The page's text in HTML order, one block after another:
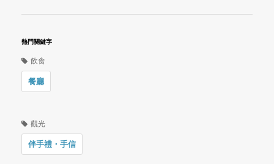
熱門關鍵字
飲食
餐廳
觀光
伴手禮・手信